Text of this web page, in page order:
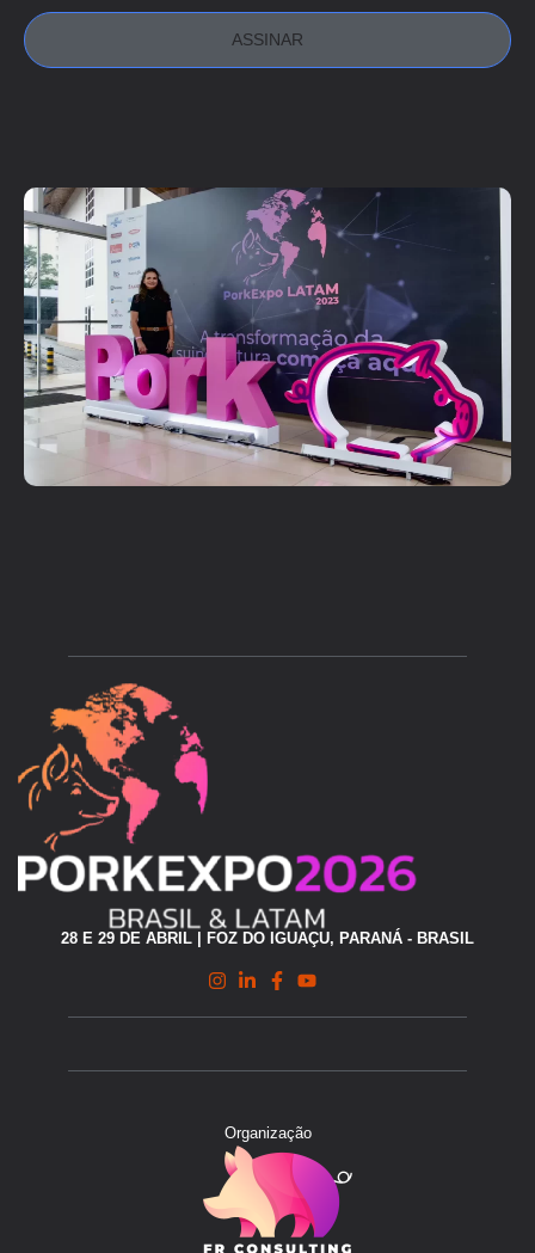
ASSINAR
28 E 29 DE ABRIL | FOZ DO IGUAÇU, PARANÁ - BRASIL
Organização